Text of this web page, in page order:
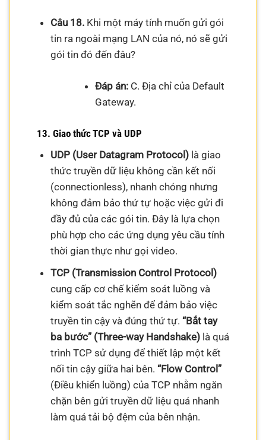
Câu 18.Khi một máy tính muốn gửi gói
tin ra ngoài mạng LAN của nó, nó sẽ gửi
gói tin đó đến đâu?
Đáp án:C. Địa chỉ của Default
Gateway.
13. Giao thức TCP và UDP
UDP (User Datagram Protocol)là giao
thức truyền dữ liệu không cần kết nối
(connectionless), nhanh chóng nhưng
không đảm bảo thứ tự hoặc việc gửi đi
đầy đủ của các gói tin. Đây là lựa chọn
phù hợp cho các ứng dụng yêu cầu tính
thời gian thực như gọi video.
TCP (Transmission Control Protocol)
cung cấp cơ chế kiểm soát luồng và
kiểm soát tắc nghẽn để đảm bảo việc
truyền tin cậy và đúng thứ tự. “Bắt tay
ba bước” (Three-way Handshake)là quá
trình TCP sử dụng để thiết lập một kết
nối tin cậy giữa hai bên. “Flow Control”
(Điều khiển luồng) của TCP nhằm ngăn
chặn bên gửi truyền dữ liệu quá nhanh
làm quá tải bộ đệm của bên nhận.